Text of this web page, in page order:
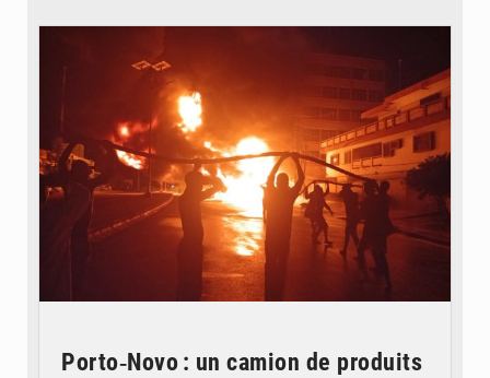
Porto‑Novo : un camion de produits